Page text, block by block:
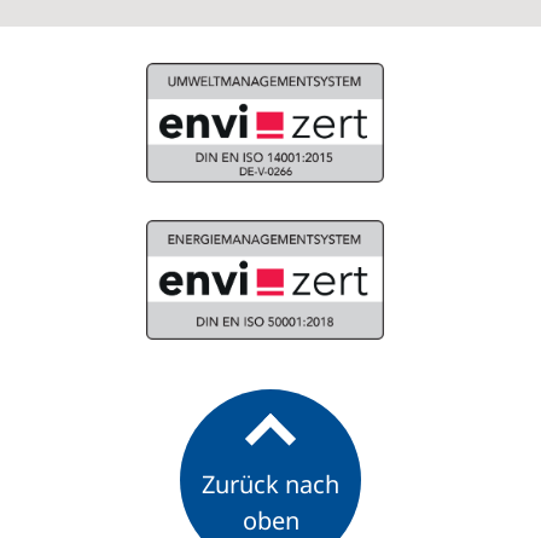
Zurück nach
oben